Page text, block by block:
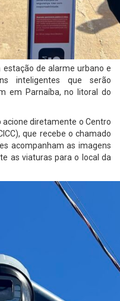
de alarme urbano e
inteligentes que serão
em Parnaíba, no litoral do
diretamente o Centro
que recebe o chamado
acompanham as imagens
as viaturas para o local da